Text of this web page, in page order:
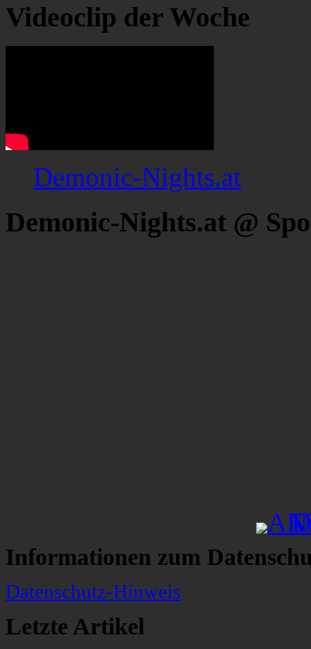
Videoclip der Woche
Demonic-Nights.at
Demonic-Nights.at @
Informationen zum
Datenschutz-Hinweis
Letzte Artikel